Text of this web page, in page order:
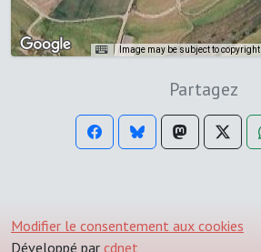
Image may be subject to copyright
Partagez
Modifier le consentement aux cookies
Développé par cdnet